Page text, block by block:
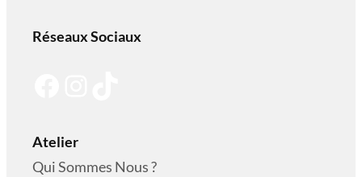
Réseaux Sociaux
Atelier
Qui Sommes Nous ?